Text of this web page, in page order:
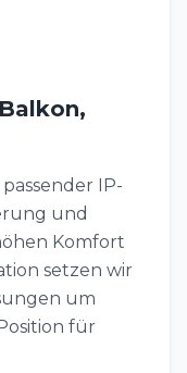
IP-
und
Komfort
setzen wir
um
für